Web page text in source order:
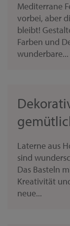
Mediterrane
vorbei, aber
bleibt!
Farben und
wunderbare...
Laterne aus
sind
Das Basteln
Kreativität
neue...